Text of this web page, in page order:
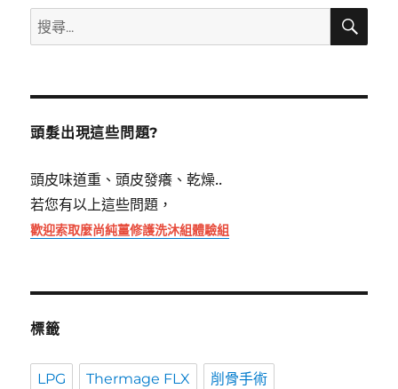
搜
尋
鍵
搜
頭髮出現這些問題?
頭皮味道重、頭皮發癢、乾燥..
若您有以上這些問題，
歡迎索取麼尚純薑修護洗沐組體驗組
標籤
LPG Thermage FLX 削骨手術